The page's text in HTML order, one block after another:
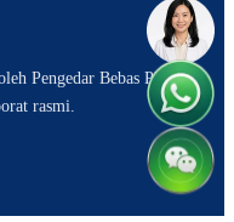
Pengedar Bebas PM-
rasmi.